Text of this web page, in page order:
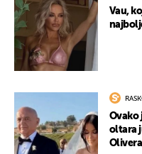
Vau,
Ovako
oltara